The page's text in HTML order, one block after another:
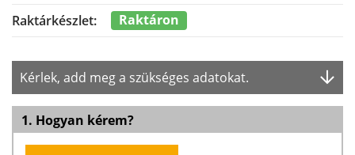
Raktárkészlet: Raktáron
Kérlek, add meg a szükséges adatokat.
1. Hogyan kérem?